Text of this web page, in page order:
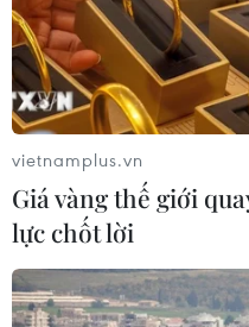
Hệ thống tượng thờ độc
đáo làm nên giá trị đặc
của đền Cửa Ông
04/08/2026 07:36
vietnamplus.vn
Giá vàng thế giới
lực chốt lời